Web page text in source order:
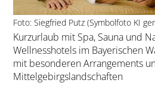
Foto: Siegfried Putz (Symbolfoto KI
Kurzurlaub mit Spa, Sauna und
Wellnesshotels im Bayerischen
mit besonderen Arrangements
Mittelgebirgslandschaften